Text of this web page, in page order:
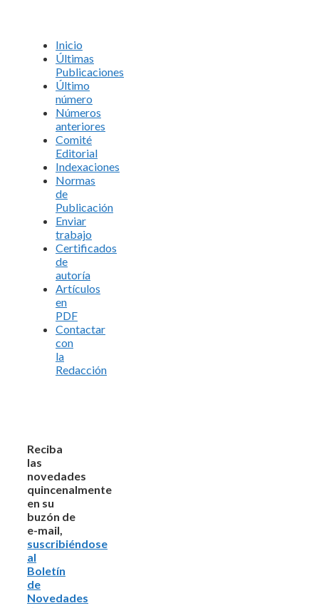
Inicio
Últimas
Publicaciones
Último
número
Números
anteriores
Comité
Editorial
Indexaciones
Normas
de
Publicación
Enviar
trabajo
Certificados
de
autoría
Artículos
en
PDF
Contactar
con
la
Redacción
Reciba
las
novedades
quincenalmente
en su
buzón de
e-mail,
suscribiéndose
al
Boletín
de
Novedades